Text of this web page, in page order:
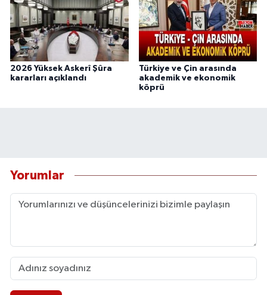
2026 Yüksek Askerî Şûra
kararları açıklandı
Türkiye ve Çin arasında
akademik ve ekonomik
köprü
Yorumlar